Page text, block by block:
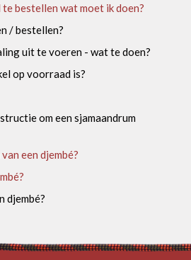
bestellen wat moet ik doen?
/ bestellen?
uit te voeren - wat te doen?
op voorraad is?
om een sjamaandrum
een djembé?
djembé?